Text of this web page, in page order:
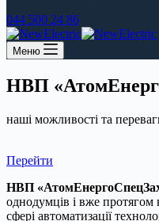
044 500 24 86
Меню
НВП
наші можливості та
Перейти
НВП
однодумців і вже протягом
сфері автоматизації